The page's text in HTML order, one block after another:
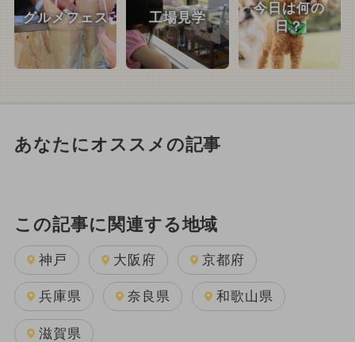
グルメフェス 工場見学
今日は何の
日？
あなたにオススメの記事
この記事に関連する地域
神戸 大阪府 京都府
兵庫県 奈良県 和歌山県
滋賀県